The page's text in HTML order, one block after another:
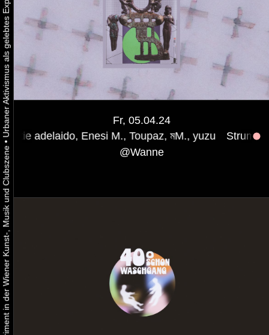
•
Fr, 05.04.24
Enesi M., Toupaz, মM., yuzu
Struma + Iodine w/
@Wanne